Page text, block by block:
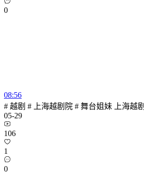
0
08:56
# 越剧 # 上海越剧院 # 舞台姐妹 上海越剧
05-29
106
1
0